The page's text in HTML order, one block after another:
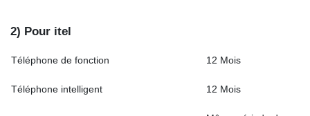
2) Pour itel
Téléphone de fonction 12 Mois
Téléphone intelligent 12 Mois